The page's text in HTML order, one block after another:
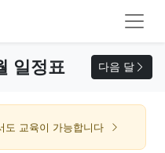
일정표 다음 달
도 교육이 가능합니다